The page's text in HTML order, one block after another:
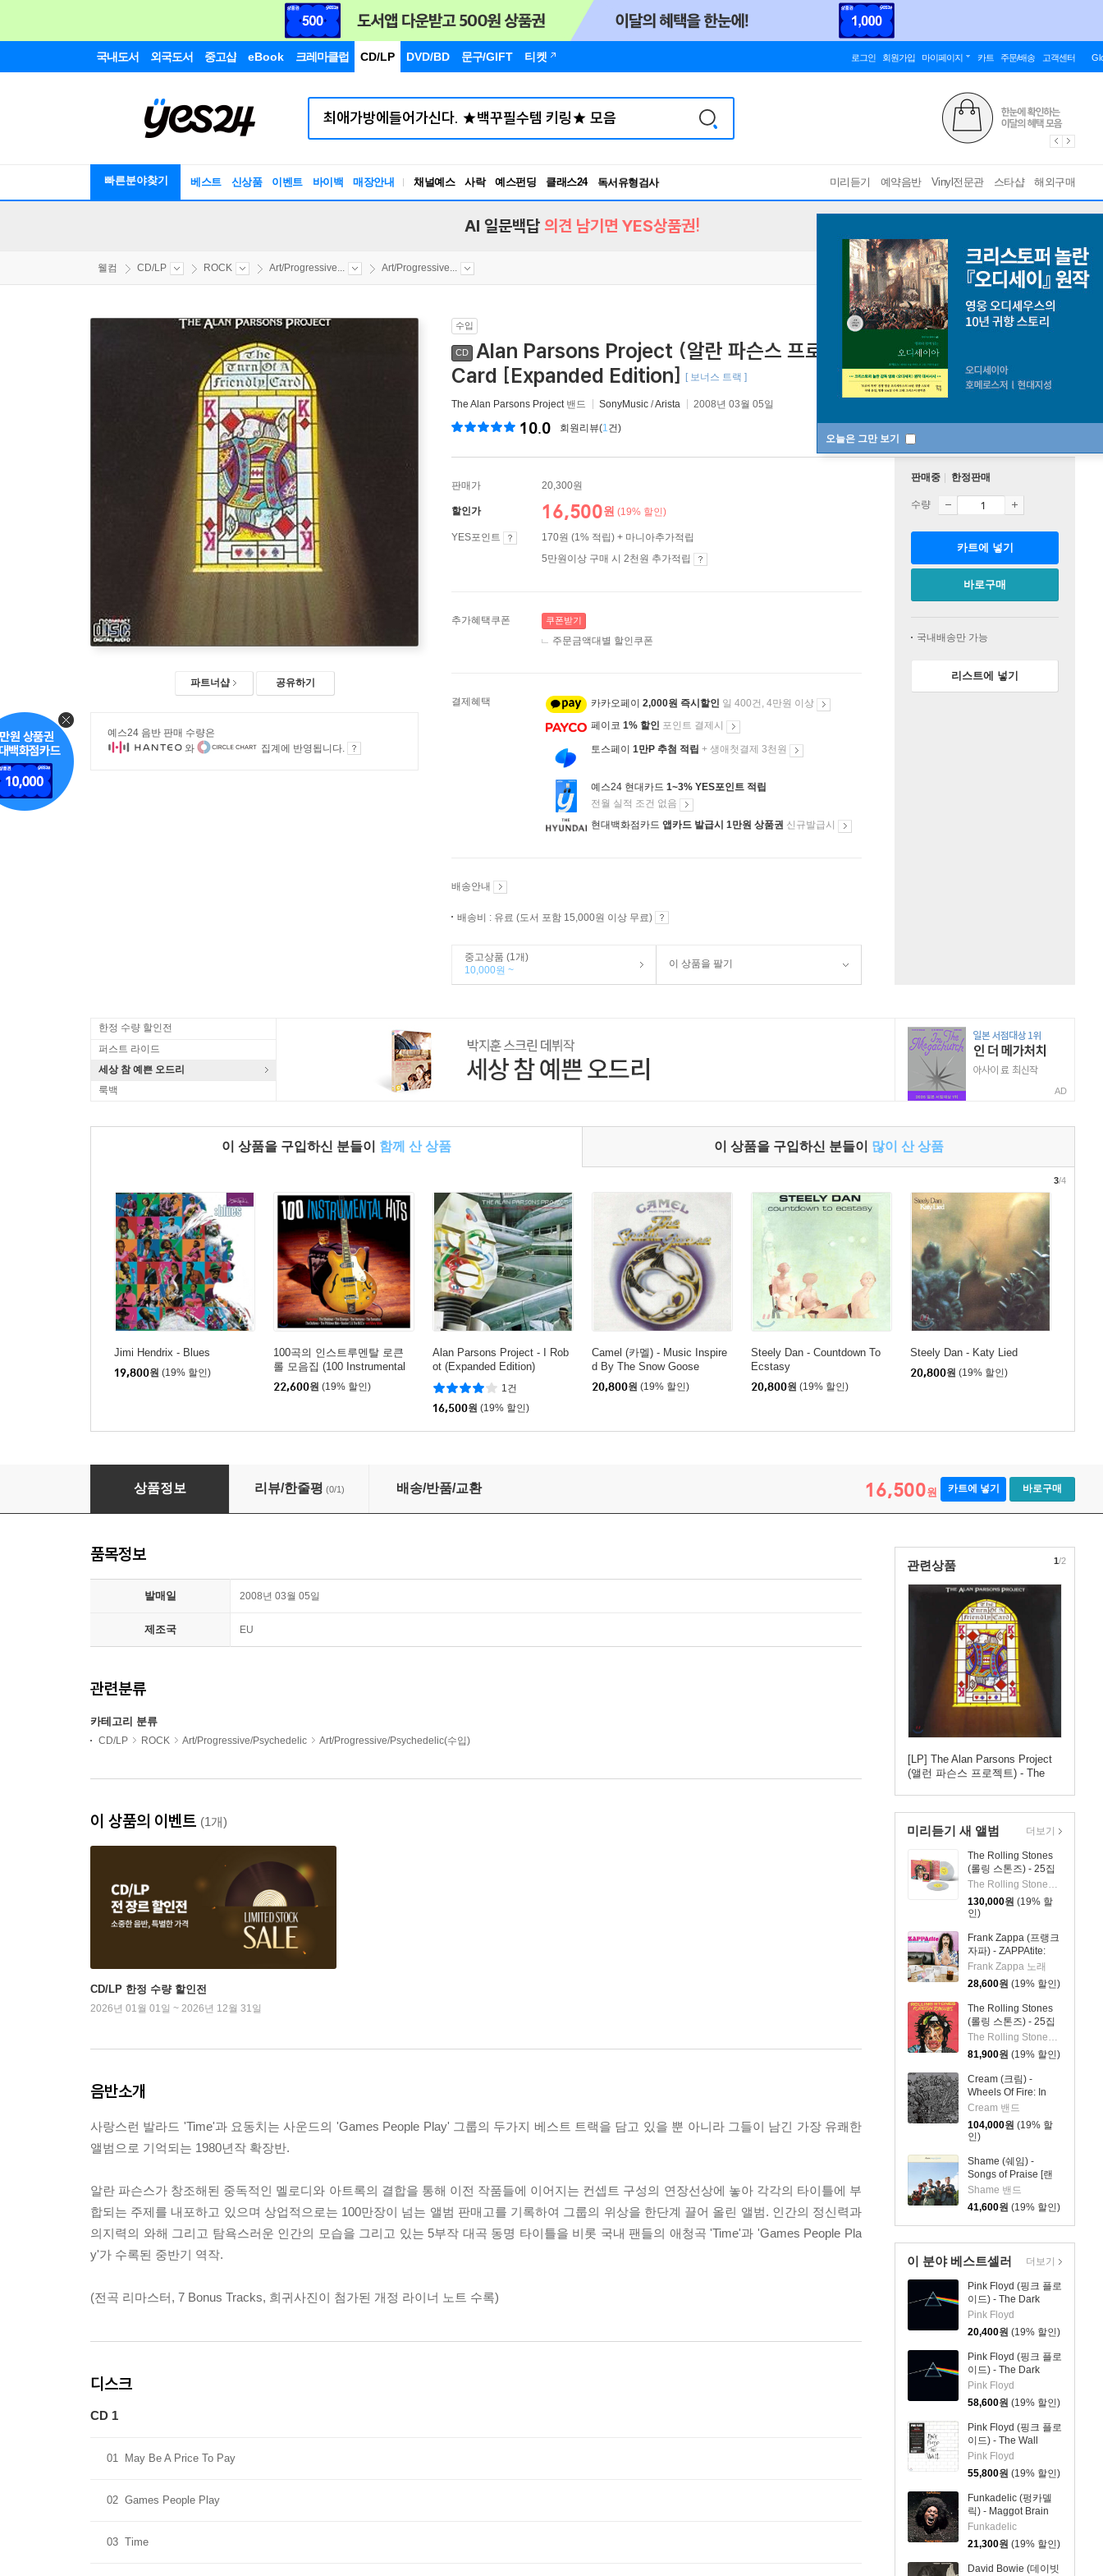
국내도서 외국도서 중고샵 eBook 크레마클럽 CD/LP DVD/BD 문구/GIFT 티켓 로그인 회원가입 마이페이지 카트 주문/배송 고객센터
빠른분야찾기 베스트 신상품 이벤트 바이백 매장안내 채널예스 사락 예스펀딩 클래스24
독서유형검사
RBTI Lab
미리듣기 예약음반 Vinyl전문관 스타샵 해외구매
오늘은 그만 보기
AI 일문백답 의견 남기면 YES상품권!
웰컴 CD/LP ROCK Art/Progressive... Art/Progressive...
파트너샵 공유하기
예스24 음반 판매 수량은
와
집계에 반영됩니다.
수입
CD
Alan Parsons Project (알란 파슨스 프로젝트) - Turn Of A Friendly
Card [Expanded Edition]
[ 보너스 트랙 ]
The Alan Parsons Project밴드 SonyMusic /Arista 2008년 03월 05일
10.0 회원리뷰(1건)
판매가 20,300원
할인가 16,500원 (19% 할인)
YES포인트
170원 (1% 적립) + 마니아추가적립
5만원이상 구매 시 2천원 추가적립
추가혜택쿠폰 쿠폰받기
주문금액대별 할인쿠폰
결제혜택 카카오페이 2,000원 즉시할인 일 400건, 4만원 이상
페이코 1% 할인 포인트 결제시
토스페이 1만P 추첨 적립 + 생애첫결제 3천원
예스24 현대카드 1~3% YES포인트 적립
전월 실적 조건 없음
현대백화점카드 앱카드 발급시 1만원 상품권 신규발급시
배송안내
배송비 : 유료 (도서 포함 15,000원 이상 무료)
중고상품 (1개)
10,000원 ~
이 상품을 팔기
판매중 한정판매
수량
카트에 넣기
바로구매
국내배송만 가능
리스트에 넣기
한정 수량 할인전
퍼스트 라이드
세상 참 예쁜 오드리
룩백
AD
이 상품을 구입하신 분들이 함께 산 상품 이 상품을 구입하신 분들이 많이 산 상품
Jimi Hendrix - Blues
19,800원 (19% 할인)
100곡의 인스트루멘탈 로큰
롤 모음집 (100 Instrumental
Hits)
22,600원 (19% 할인)
Alan Parsons Project - I Rob
ot (Expanded Edition)
1건
16,500원 (19% 할인)
Camel (카멜) - Music Inspire
d By The Snow Goose
20,800원 (19% 할인)
Steely Dan - Countdown To
Ecstasy
20,800원 (19% 할인)
Steely Dan - Katy Lied
20,800원 (19% 할인)
3/4
Alan Parsons Project (알란 파슨스 프로젝트) - Turn Of A Friendly Card [Expanded Edition]
상품정보 리뷰/한줄평 (0/1) 배송/반품/교환 16,500원 카트에 넣기 바로구매
관련상품
[LP] The Alan Parsons Project
(앨런 파슨스 프로젝트) - The
1/2
미리듣기 새 앨범
The Rolling Stones
(롤링 스톤즈) - 25집
Foreign Tongues [클
리어 컬러 2LP]
The Rolling Stones 밴드
130,000원 (19% 할
인)
Frank Zappa (프랭크
자파) - ZAPPAtite:
Frank Zappas
Tastiest Tracks
Frank Zappa 노래
28,600원 (19% 할인)
The Rolling Stones
(롤링 스톤즈) - 25집
Foreign Tongues
[2LP]
The Rolling Stones 밴드
81,900원 (19% 할인)
Cream (크림) -
Wheels Of Fire: In
The Studio [3LP]
Cream 밴드
104,000원 (19% 할
인)
Shame (쉐임) -
Songs of Praise [랜
덤 컬러 LP]
Shame 밴드
41,600원 (19% 할인)
더보기
이 분야 베스트셀러
Pink Floyd (핑크 플로
이드) - The Dark
Side Of The Moon
Pink Floyd
20,400원 (19% 할인)
Pink Floyd (핑크 플로
이드) - The Dark
Side Of The Moon
[LP]
Pink Floyd
58,600원 (19% 할인)
Pink Floyd (핑크 플로
이드) - The Wall
[2LP]
Pink Floyd
55,800원 (19% 할인)
Funkadelic (펑카델
릭) - Maggot Brain
Funkadelic
21,300원 (19% 할인)
David Bowie (데이빗
더보기
품목정보
발매일 2008년 03월 05일
제조국 EU
관련분류
카테고리 분류
CD/LP ROCK Art/Progressive/Psychedelic Art/Progressive/Psychedelic(수입)
이 상품의 이벤트 (1개)
CD/LP 한정 수량 할인전
2026년 01월 01일 ~ 2026년 12월 31일
음반소개
사랑스런 발라드 'Time'과 요동치는 사운드의 'Games People Play' 그룹의 두가지 베스트 트랙을 담고 있을 뿐 아니라 그들이 남긴 가장 유쾌한
앨범으로 기억되는 1980년작 확장반.
알란 파슨스가 창조해된 중독적인 멜로디와 아트록의 결합을 통해 이전 작품들에 이어지는 컨셉트 구성의 연장선상에 놓아 각각의 타이틀에 부
합되는 주제를 내포하고 있으며 상업적으로는 100만장이 넘는 앨범 판매고를 기록하여 그룹의 위상을 한단계 끌어 올린 앨범. 인간의 정신력과
의지력의 와해 그리고 탐욕스러운 인간의 모습을 그리고 있는 5부작 대곡 동명 타이틀을 비롯 국내 팬들의 애청곡 'Time'과 'Games People Pla
y'가 수록된 중반기 역작.
(전곡 리마스터, 7 Bonus Tracks, 희귀사진이 첨가된 개정 라이너 노트 수록)
디스크
CD 1
01 May Be A Price To Pay
02 Games People Play
03 Time